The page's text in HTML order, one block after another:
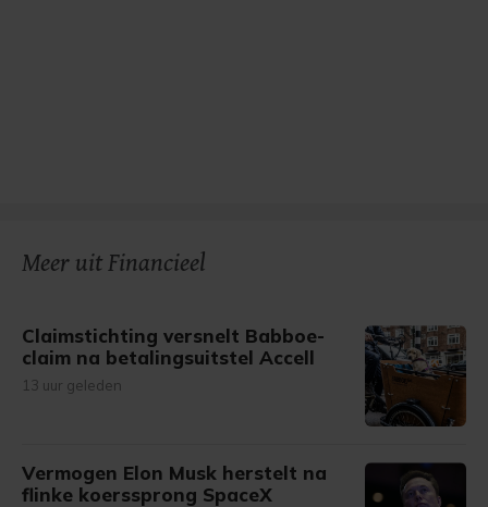
Meer uit Financieel
Claimstichting versnelt Babboe-
claim na betalingsuitstel Accell
13 uur geleden
Vermogen Elon Musk herstelt na
flinke koerssprong SpaceX